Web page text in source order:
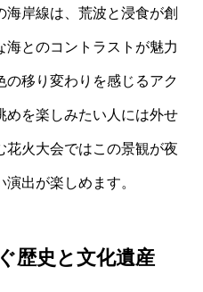
海岸線は、荒波と浸食が創
海とのコントラストが魅力
の移り変わりを感じるアク
めを楽しみたい人には外せ
花火大会ではこの景観が夜
出が楽しめます。
歴史と文化遺産